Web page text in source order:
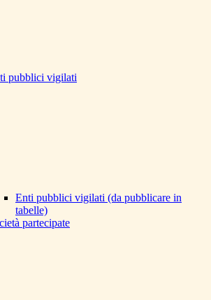
pubblici vigilati
Enti pubblici vigilati (da pubblicare in
tabelle)
partecipate